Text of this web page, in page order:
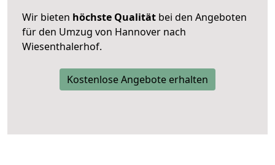
Wir bieten höchste Qualität bei den Angeboten
für den Umzug von Hannover nach
Wiesenthalerhof.
Kostenlose Angebote erhalten